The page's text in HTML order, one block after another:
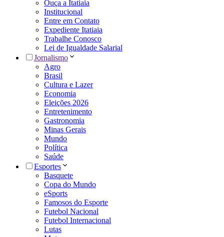
Ouça a Itatiaia
Institucional
Entre em Contato
Expediente Itatiaia
Trabalhe Conosco
Lei de Igualdade Salarial
Jornalismo
Agro
Brasil
Cultura e Lazer
Economia
Eleições 2026
Entretenimento
Gastronomia
Minas Gerais
Mundo
Política
Saúde
Esportes
Basquete
Copa do Mundo
eSports
Famosos do Esporte
Futebol Nacional
Futebol Internacional
Lutas